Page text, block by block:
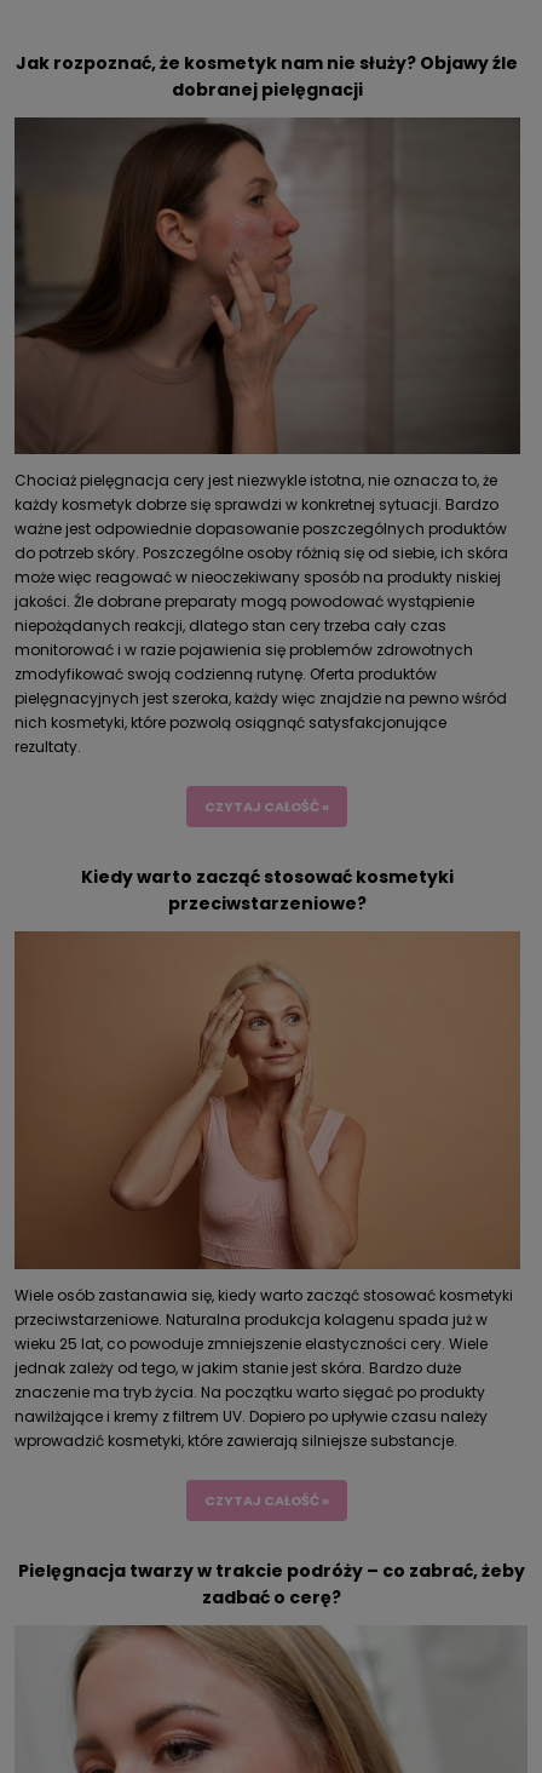
Jak rozpoznać, że kosmetyk nam nie służy? Objawy źle
dobranej pielęgnacji
Chociaż pielęgnacja cery jest niezwykle istotna, nie oznacza to, że
każdy kosmetyk dobrze się sprawdzi w konkretnej sytuacji. Bardzo
ważne jest odpowiednie dopasowanie poszczególnych produktów
do potrzeb skóry. Poszczególne osoby różnią się od siebie, ich skóra
może więc reagować w nieoczekiwany sposób na produkty niskiej
jakości. Źle dobrane preparaty mogą powodować wystąpienie
niepożądanych reakcji, dlatego stan cery trzeba cały czas
monitorować i w razie pojawienia się problemów zdrowotnych
zmodyfikować swoją codzienną rutynę. Oferta produktów
pielęgnacyjnych jest szeroka, każdy więc znajdzie na pewno wśród
nich kosmetyki, które pozwolą osiągnąć satysfakcjonujące
rezultaty.
CZYTAJ CAŁOŚĆ »
Kiedy warto zacząć stosować kosmetyki
przeciwstarzeniowe?
Wiele osób zastanawia się, kiedy warto zacząć stosować kosmetyki
przeciwstarzeniowe. Naturalna produkcja kolagenu spada już w
wieku 25 lat, co powoduje zmniejszenie elastyczności cery. Wiele
jednak zależy od tego, w jakim stanie jest skóra. Bardzo duże
znaczenie ma tryb życia. Na początku warto sięgać po produkty
nawilżające i kremy z filtrem UV. Dopiero po upływie czasu należy
wprowadzić kosmetyki, które zawierają silniejsze substancje.
CZYTAJ CAŁOŚĆ »
Pielęgnacja twarzy w trakcie podróży – co zabrać, żeby
zadbać o cerę?